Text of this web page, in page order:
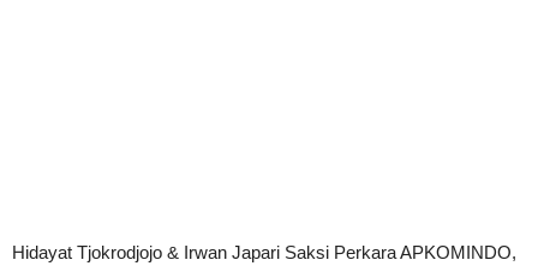
Hidayat Tjokrodjojo & Irwan Japari Saksi Perkara APKOMINDO,